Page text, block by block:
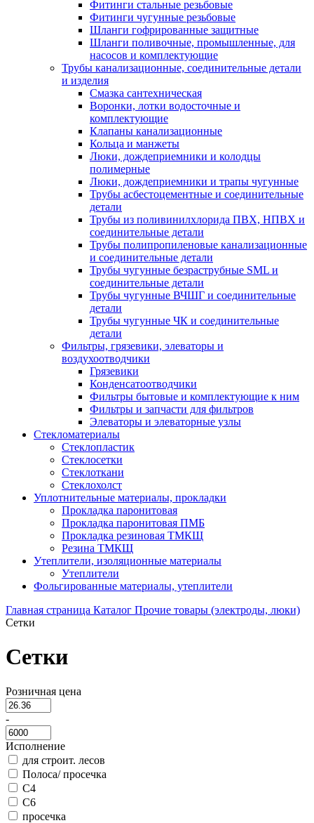
Фитинги стальные резьбовые
Фитинги чугунные резьбовые
Шланги гофрированные защитные
Шланги поливочные, промышленные, для
насосов и комплектующие
Трубы канализационные, соединительные детали
и изделия
Смазка сантехническая
Воронки, лотки водосточные и
комплектующие
Клапаны канализационные
Кольца и манжеты
Люки, дождеприемники и колодцы
полимерные
Люки, дождеприемники и трапы чугунные
Трубы асбестоцементные и соединительные
детали
Трубы из поливинилхлорида ПВХ, НПВХ и
соединительные детали
Трубы полипропиленовые канализационные
и соединительные детали
Трубы чугунные безраструбные SML и
соединительные детали
Трубы чугунные ВЧШГ и соединительные
детали
Трубы чугунные ЧК и соединительные
детали
Фильтры, грязевики, элеваторы и
воздухоотводчики
Грязевики
Конденсатоотводчики
Фильтры бытовые и комплектующие к ним
Фильтры и запчасти для фильтров
Элеваторы и элеваторные узлы
Стекломатериалы
Стеклопластик
Стеклосетки
Стеклоткани
Стеклохолст
Уплотнительные материалы, прокладки
Прокладка паронитовая
Прокладка паронитовая ПМБ
Прокладка резиновая ТМКЩ
Резина ТМКЩ
Утеплители, изоляционные материалы
Утеплители
Фольгированные материалы, утеплители
Главная страница Каталог Прочие товары (электроды, люки)
Сетки
Сетки
Розничная цена
-
Исполнение
для строит. лесов
Полоса/ просечка
С4
С6
просечка